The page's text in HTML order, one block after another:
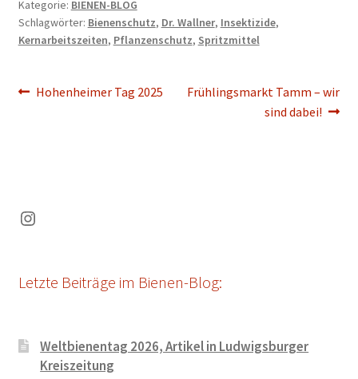
Kategorie: BIENEN-BLOG
Schlagwörter: Bienenschutz, Dr. Wallner, Insektizide,
Kernarbeitszeiten, Pflanzenschutz, Spritzmittel
Beitragsnavigation
Vorheriger
Hohenheimer Tag 2025
Nächster
Frühlingsmarkt Tamm – wir
sind dabei!
Instagram
Letzte Beiträge im Bienen-Blog:
Weltbienentag 2026, Artikel in Ludwigsburger
Kreiszeitung